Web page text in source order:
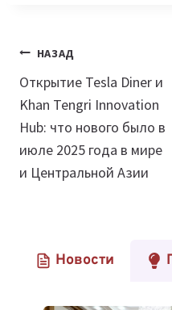
Навигация
по
записям
НАЗАД
Открытие Tesla Diner и
Khan Tengri Innovation
Hub: что нового было в
июле 2025 года в мире
и Центральной Азии
Новости